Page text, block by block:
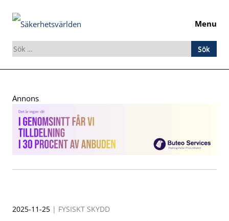
Menu
Sök
efter:
to
content
Annons
2025-11-25 | FYSISKT SKYDD